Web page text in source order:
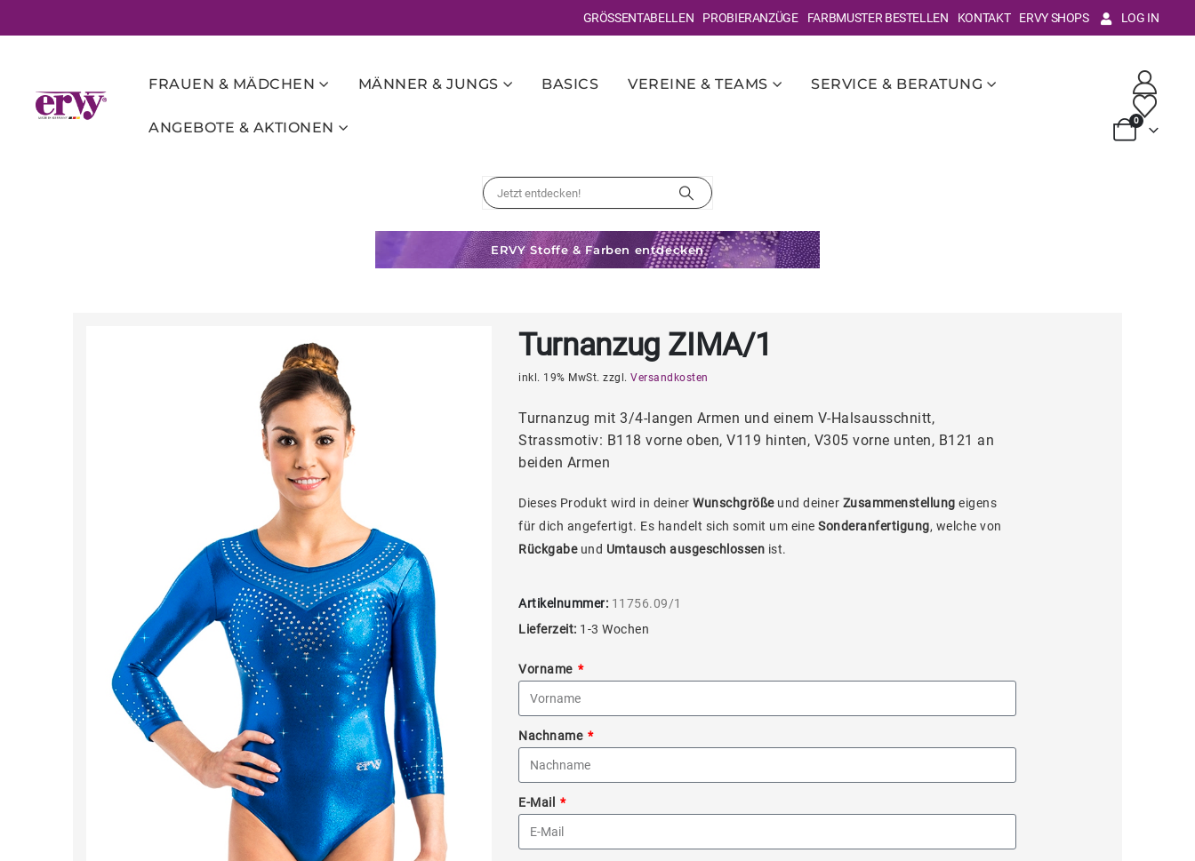
GRÖSSENTABELLEN PROBIERANZÜGE FARBMUSTER BESTELLEN KONTAKT ERVY SHOPS LOG IN
FRAUEN & MÄDCHEN MÄNNER & JUNGS BASICS VEREINE & TEAMS SERVICE & BERATUNG
ANGEBOTE & AKTIONEN 0
ERVY Stoffe & Farben entdecken
Turnanzug ZIMA/1
inkl. 19% MwSt. zzgl. Versandkosten
Turnanzug mit 3/4-langen Armen und einem V-Halsausschnitt,
Strassmotiv: B118 vorne oben, V119 hinten, V305 vorne unten, B121 an
beiden Armen
Dieses Produkt wird in deiner Wunschgrößeund deiner Zusammenstellung eigens
für dich angefertigt. Es handelt sich somit um eine Sonderanfertigung, welche von
Rückgabeund Umtausch ausgeschlossen ist.
Artikelnummer: 11756.09/1
Lieferzeit: 1-3 Wochen
Vorname
Nachname
E-Mail